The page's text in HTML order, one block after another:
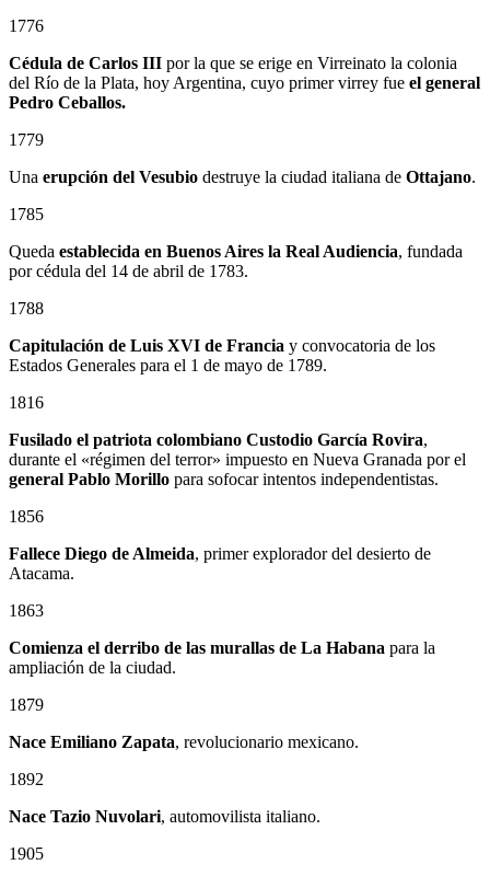
1776
Cédula de Carlos III por la que se erige en Virreinato la colonia
del Río de la Plata, hoy Argentina, cuyo primer virrey fue el general
Pedro Ceballos.
1779
Una erupción del Vesubio destruye la ciudad italiana de Ottajano.
1785
Queda establecida en Buenos Aires la Real Audiencia, fundada
por cédula del 14 de abril de 1783.
1788
Capitulación de Luis XVI de Francia y convocatoria de los
Estados Generales para el 1 de mayo de 1789.
1816
Fusilado el patriota colombiano Custodio García Rovira,
durante el «régimen del terror» impuesto en Nueva Granada por el
general Pablo Morillo para sofocar intentos independentistas.
1856
Fallece Diego de Almeida, primer explorador del desierto de
Atacama.
1863
Comienza el derribo de las murallas de La Habana para la
ampliación de la ciudad.
1879
Nace Emiliano Zapata, revolucionario mexicano.
1892
Nace Tazio Nuvolari, automovilista italiano.
1905